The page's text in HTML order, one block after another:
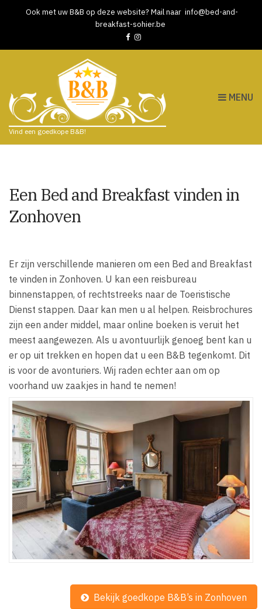
Ook met uw B&B op deze website? Mail naar info@bed-and-
breakfast-sohier.be
Vind een goedkope B&B!
MENU
Een Bed and Breakfast vinden in
Zonhoven
Er zijn verschillende manieren om een Bed and Breakfast
te vinden in Zonhoven. U kan een reisbureau
binnenstappen, of rechtstreeks naar de Toeristische
Dienst stappen. Daar kan men u al helpen. Reisbrochures
zijn een ander middel, maar online boeken is veruit het
meest aangewezen. Als u avontuurlijk genoeg bent kan u
er op uit trekken en hopen dat u een B&B tegenkomt. Dit
is voor de avonturiers. Wij raden echter aan om op
voorhand uw zaakjes in hand te nemen!
Bekijk goedkope B&B’s in Zonhoven